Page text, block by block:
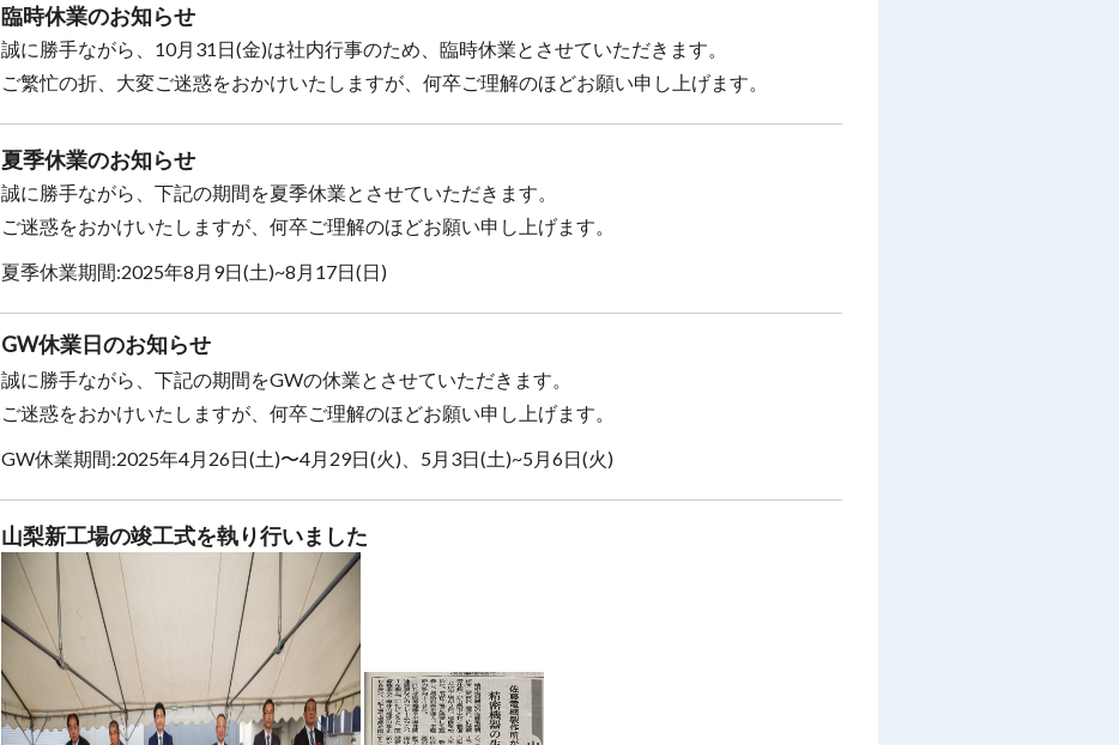
臨時休業のお知らせ
誠に勝手ながら、10月31日(金)は社内行事のため、臨時休業とさせていただきます。
ご繁忙の折、大変ご迷惑をおかけいたしますが、何卒ご理解のほどお願い申し上げます。
夏季休業のお知らせ
誠に勝手ながら、下記の期間を夏季休業とさせていただきます。
ご迷惑をおかけいたしますが、何卒ご理解のほどお願い申し上げます。
夏季休業期間:2025年8月9日(土)~8月17日(日)
GW休業日のお知らせ
誠に勝手ながら、下記の期間をGWの休業とさせていただきます。
ご迷惑をおかけいたしますが、何卒ご理解のほどお願い申し上げます。
GW休業期間:2025年4月26日(土)〜4月29日(火)、5月3日(土)~5月6日(火)
山梨新工場の竣工式を執り行いました